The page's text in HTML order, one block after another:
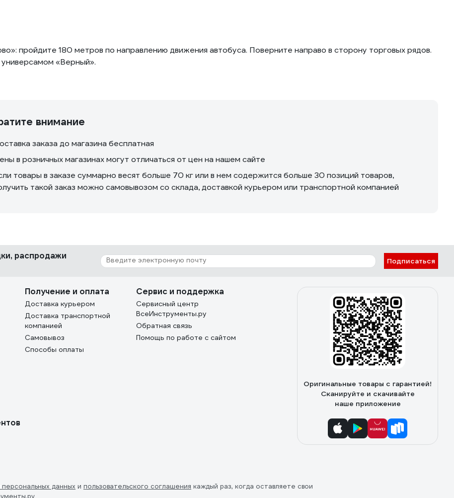
пройдите 180 метров по направлению движения автобуса. Поверните направо в сторону торговых рядов.
«Верный».
внимание
заказа до магазина бесплатная
в розничных магазинах могут отличаться от цен на нашем сайте
товары в заказе суммарно весят больше 70 кг или в нем содержится больше 30 позиций товаров,
такой заказ можно самовывозом со склада, доставкой курьером или транспортной компанией
распродажи
Подписаться
Получение и оплата
Доставка курьером
Доставка транспортной
компанией
Самовывоз
Способы оплаты
Сервис и поддержка
Сервисный центр
ВсеИнструменты.ру
Обратная связь
Помощь по работе с сайтом
Оригинальные товары с гарантией!
Сканируйте и скачивайте
наше приложение
данных и пользовательского соглашения каждый раз, когда оставляете свои